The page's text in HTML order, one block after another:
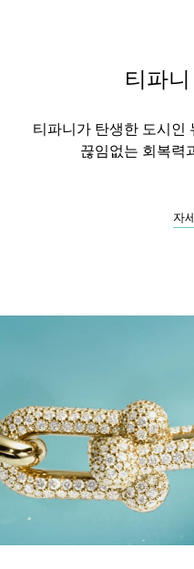
티파
티파니가 탄생한 도시인
끊임없는 회복력
자